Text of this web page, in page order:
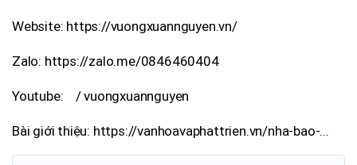
Website: https://vuongxuannguyen.vn/
Zalo: https://zalo.me/0846460404
Youtube: / vuongxuannguyen
Bài giới thiệu: https://vanhoavaphattrien.vn/nha-bao-...